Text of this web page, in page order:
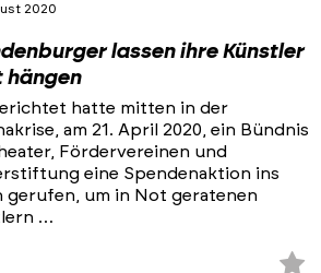
2020
lassen ihre Künstler
hängen
hatte mitten in der
am 21. April 2020, ein Bündnis
Fördervereinen und
eine Spendenaktion ins
gerufen, um in Not geratenen
…